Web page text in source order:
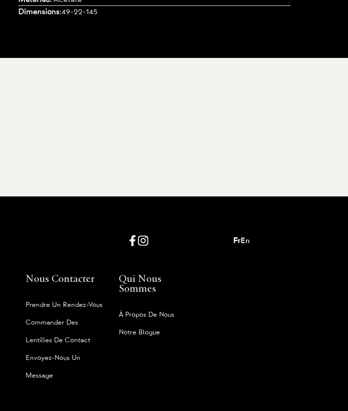
Dimensions:49-22-145
En
Fr
Nous Contacter
Prendre Un Rendez-Vous
Commander Des
Lentilles De Contact
Envoyez-Nous Un
Message
Qui Nous
Sommes
À Propos De Nous
Notre Blogue